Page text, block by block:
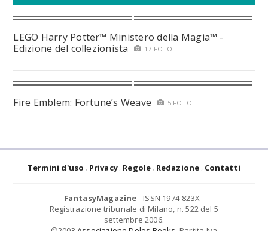
LEGO Harry Potter™ Ministero della Magia™ -
Edizione del collezionista
17 FOTO
Fire Emblem: Fortune’s Weave 5 FOTO
Termini d'uso Privacy Regole Redazione Contatti
FantasyMagazine - ISSN 1974-823X -
Registrazione tribunale di Milano, n. 522 del 5
settembre 2006.